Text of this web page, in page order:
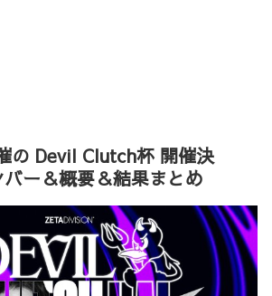
の Devil Clutch杯 開催決
ー＆概要＆結果まとめ